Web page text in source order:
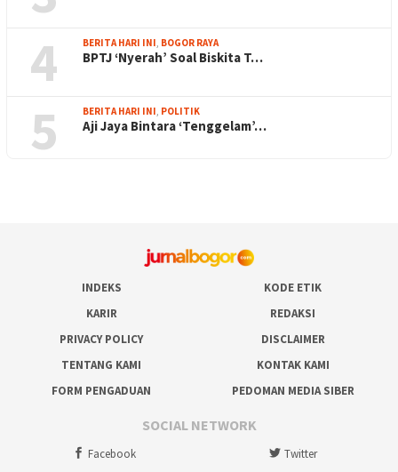
4 BERITA HARI INI BOGOR RAYA
BPTJ ‘Nyerah’ Soal Biskita T…
5 BERITA HARI INI POLITIK
Aji Jaya Bintara ‘Tenggelam’…
INDEKS
KODE ETIK
KARIR
REDAKSI
PRIVACY POLICY
DISCLAIMER
TENTANG KAMI
KONTAK KAMI
FORM PENGADUAN
PEDOMAN MEDIA SIBER
SOCIAL NETWORK
Facebook Twitter